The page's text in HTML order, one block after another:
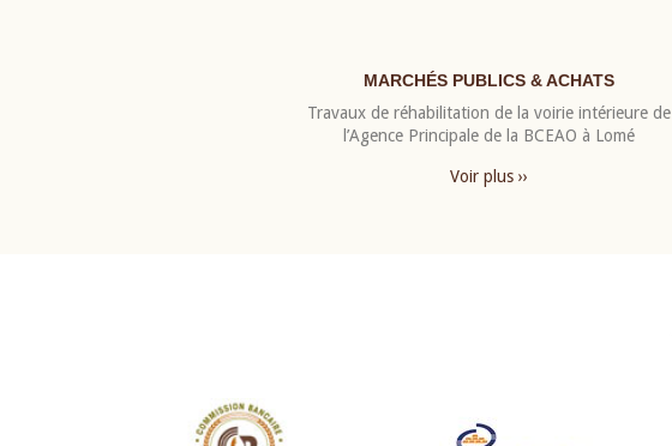
MARCHÉS PUBLICS & ACHATS
Travaux de réhabilitation de la voirie intérieure de
l’Agence Principale de la BCEAO à Lomé
Voir plus ››